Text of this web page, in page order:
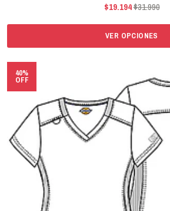
$19.194$31.990
VER OPCIONES
40%
OFF